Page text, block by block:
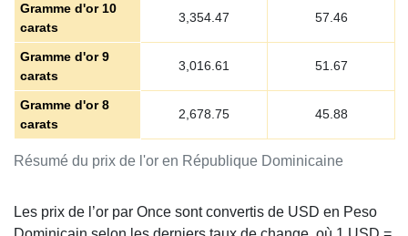
Résumé du prix de l'or en République Dominicaine
Gramme d'or 10
carats
3,354.47 57.46
Gramme d'or 9
carats
3,016.61 51.67
Gramme d'or 8
carats
2,678.75 45.88
Les prix de l’or par Once sont convertis de USD en Peso